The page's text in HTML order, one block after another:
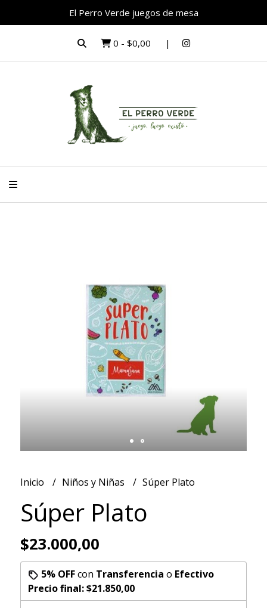
El Perro Verde juegos de mesa
0 - $0,00
Inicio Niños y Niñas Súper Plato
Súper Plato
$23.000,00
5% OFFcon Transferencia o Efectivo
Precio final:$21.850,00